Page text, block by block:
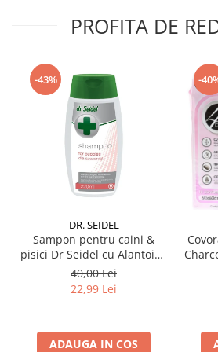
PROFITA DE
-43%
DR. SEIDEL
Sampon pentru caini &
pisici Dr Seidel cu Alantoina
220 ml
40,00 Lei
22,99 Lei
ADAUGA IN COS
-